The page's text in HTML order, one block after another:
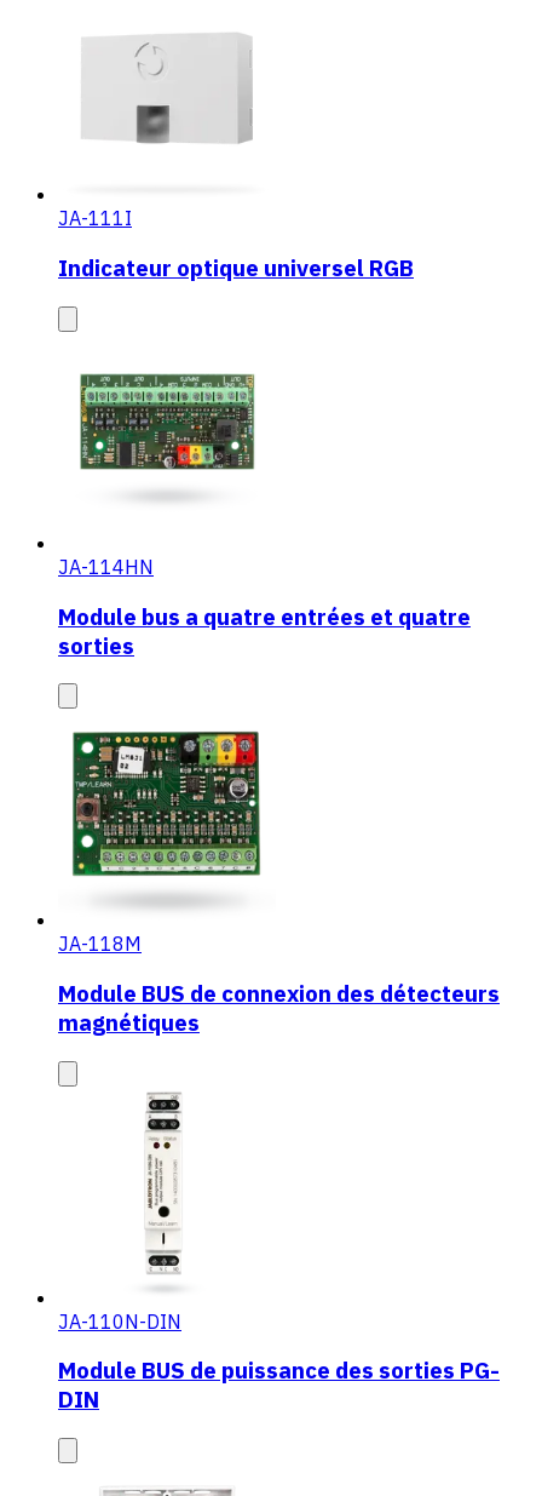
JA-111I
Indicateur optique universel RGB
JA-114HN
Module bus a quatre entrées et quatre
sorties
JA-118M
Module BUS de connexion des détecteurs
magnétiques
JA-110N-DIN
Module BUS de puissance des sorties PG-
DIN